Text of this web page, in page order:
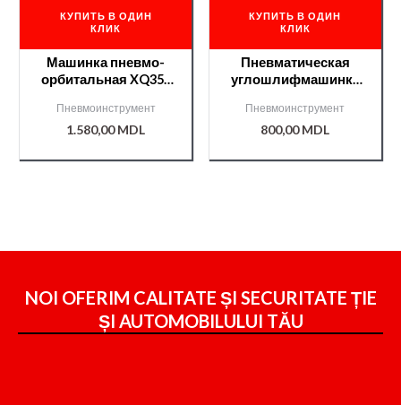
КУПИТЬ В ОДИН
КЛИК
Машинка пневмо-
орбитальная XQ354
Пневмоинструмент
1.580,00MDL
КУПИТЬ В ОДИН
КЛИК
Пневматическая
углошлифмашинка
Пневмоинструмент
800,00MDL
NOI OFERIM CALITATE ȘI SECURITATE ȚIE
ȘI AUTOMOBILULUI TĂU